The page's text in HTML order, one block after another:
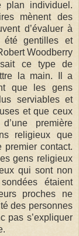
plan individuel.
mènent des
d’évaluer à
été gentilles et
Woodberry
ce type de
la main. Il a
que les gens
serviables et
et que ceux
première
religieux que
contact.
gens religieux
qui sont non
étaient
proches ne
des personnes
pas s’expliquer